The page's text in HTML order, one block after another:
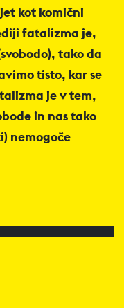
kot komični
fatalizma je,
tako da
tisto, kar se
je v tem,
in nas tako
nemogoče